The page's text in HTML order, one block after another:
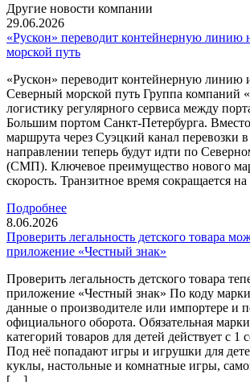
Другие новости компании
29.06.2026
«Рускон» переводит контейнерную линию
морской путь
«Рускон» переводит контейнерную линию
Северный морской путь Группа компаний
логистику регулярного сервиса между
Большим портом Санкт-Петербурга.
маршрута через Суэцкий канал перевозки
направлении теперь будут идти по
(СМП). Ключевое преимущество нового
скорость. Транзитное время сокращается
Подробнее
8.06.2026
Проверить легальность детского товара
приложение «Честный знак»
Проверить легальность детского товара
приложение «Честный знак» По коду
данные о производителе или импортере и
официального оборота. Обязательная
категорий товаров для детей действует с 1
Под неё попадают игры и игрушки для
куклы, настольные и комнатные игры,